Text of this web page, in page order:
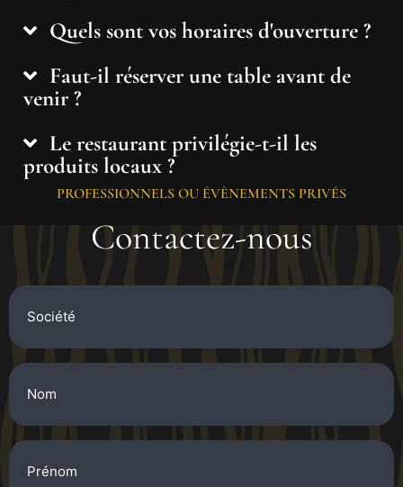
Quels sont vos horaires d'ouverture ?
Faut-il réserver une table avant de
venir ?
Le restaurant privilégie-t-il les
produits locaux ?
PROFESSIONNELS OU ÉVÈNEMENTS PRIVÉS
Contactez-nous
Société
Nom
Prénom